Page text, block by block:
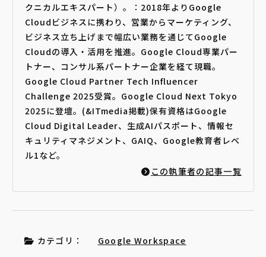
クニカルエキスパート）。：2018年よりGoogle
Cloudビジネスに携わり、営業からマーケティング、
ビジネス立ち上げまで幅広い業務を通じてGoogle
Cloudの導入・活用を推進。Google Cloud専業パー
トナー、コンサル系パートナー企業を経て現職。
Google Cloud Partner Tech Influencer
Challenge 2025受賞。Google Cloud Next Tokyo
2025に登壇。(&ITmedia掲載)保有資格はGoogle
Cloud Digital Leader、生成AIパスポート、情報セ
キュリティマネジメント、GAIQ、Google教育者レベ
ル1など。
この執筆者の記事一覧
カテゴリ： Google Workspace